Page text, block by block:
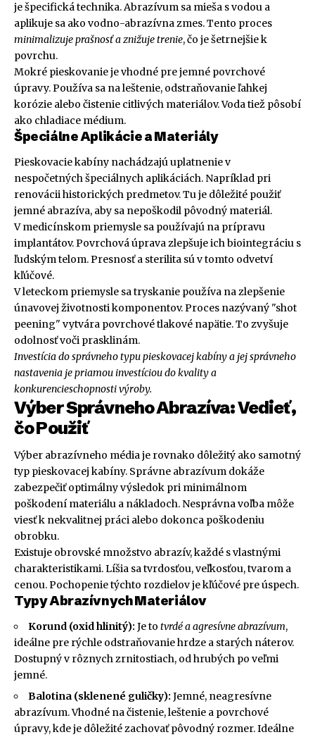
je špecifická technika. Abrazívum sa mieša s vodou a
aplikuje sa ako vodno-abrazívna zmes. Tento proces
minimalizuje prašnosť a znižuje trenie, čo je šetrnejšie k
povrchu.
Mokré pieskovanie je vhodné pre jemné povrchové
úpravy. Používa sa na leštenie, odstraňovanie ľahkej
korózie alebo čistenie citlivých materiálov. Voda tiež pôsobí
ako chladiace médium.
Špeciálne Aplikácie a Materiály
Pieskovacie kabíny nachádzajú uplatnenie v
nespočetných špeciálnych aplikáciách. Napríklad pri
renovácii historických predmetov. Tu je dôležité použiť
jemné abrazíva, aby sa nepoškodil pôvodný materiál.
V medicínskom priemysle sa používajú na prípravu
implantátov. Povrchová úprava zlepšuje ich biointegráciu s
ľudským telom. Presnosť a sterilita sú v tomto odvetví
kľúčové.
V leteckom priemysle sa tryskanie používa na zlepšenie
únavovej životnosti komponentov. Proces nazývaný "shot
peening" vytvára povrchové tlakové napätie. To zvyšuje
odolnosť voči prasklinám.
Investícia do správneho typu pieskovacej kabíny a jej správneho
nastavenia je priamou investíciou do kvality a
konkurencieschopnosti výroby.
Výber Správneho Abrazíva: Vedieť,
čo Použiť
Výber abrazívneho média je rovnako dôležitý ako samotný
typ pieskovacej kabíny. Správne abrazívum dokáže
zabezpečiť optimálny výsledok pri minimálnom
poškodení materiálu a nákladoch. Nesprávna voľba môže
viesť k nekvalitnej práci alebo dokonca poškodeniu
obrobku.
Existuje obrovské množstvo abrazív, každé s vlastnými
charakteristikami. Líšia sa tvrdosťou, veľkosťou, tvarom a
cenou. Pochopenie týchto rozdielov je kľúčové pre úspech.
Typy Abrazívnych Materiálov
Korund (oxid hlinitý): Je to tvrdé a agresívne abrazívum,
ideálne pre rýchle odstraňovanie hrdze a starých náterov.
Dostupný v rôznych zrnitostiach, od hrubých po veľmi
jemné.
Balotina (sklenené guličky): Jemné, neagresívne
abrazívum. Vhodné na čistenie, leštenie a povrchové
úpravy, kde je dôležité zachovať pôvodný rozmer. Ideálne